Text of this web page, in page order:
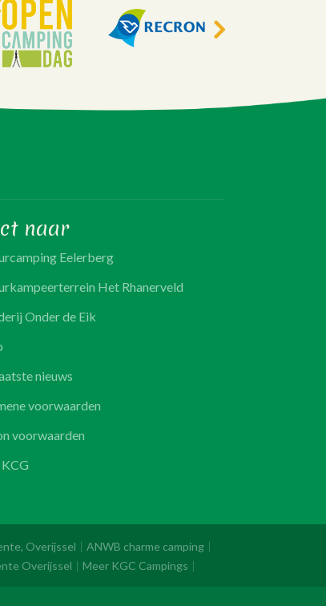
naar
Eelerberg
Het Rhanerveld
Onder de Eik
nieuws
voorwaarden
voorwaarden
Overijssel
ANWB charme camping
Overijssel Meer KGC Campings